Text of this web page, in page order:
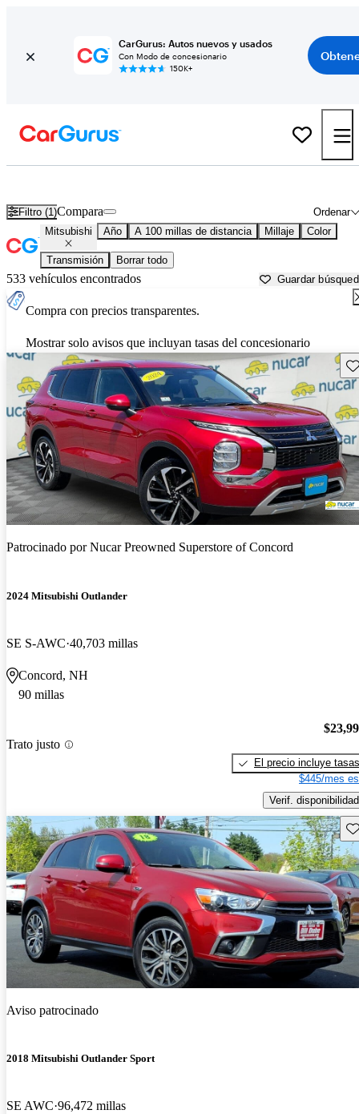
CarGurus: Autos nuevos y usados
Con Modo de concesionario
150K+
Filtro (1) Ordenar
Compara
Mitsubishi Año A 100 millas de distancia Millaje Color
Transmisión Borrar todo
533 vehículos encontrados Guardar
Compra con precios transparentes.
Mostrar solo avisos que incluyan tasas del concesionario
Patrocinado porNucar Preowned Superstore of Concord
2024 Mitsubishi Outlander
SE S-AWC 40,703 millas
Concord, NH
90 millas
Trato justo
El precio incluye tasas
$445/mes
Verif. disponibilidad
Aviso patrocinado
2018 Mitsubishi Outlander Sport
SE AWC 96,472 millas